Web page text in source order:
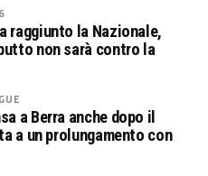
raggiunto la Nazionale,
non sarà contro la
a Berra anche dopo il
a un prolungamento con